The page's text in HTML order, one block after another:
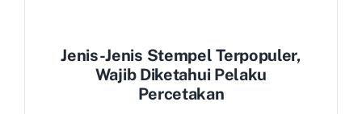
Jenis-Jenis Stempel Terpopuler,
Wajib Diketahui Pelaku
Percetakan